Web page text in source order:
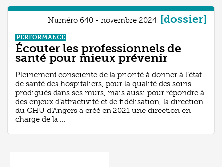
Numéro 640 - novembre 2024 [dossier]
PERFORMANCE
Écouter les professionnels de
santé pour mieux prévenir
Pleinement consciente de la priorité à donner à l’état
de santé des hospitaliers, pour la qualité des soins
prodigués dans ses murs, mais aussi pour répondre à
des enjeux d’attractivité et de fidélisation, la direction
du CHU d’Angers a créé en 2021 une direction en
charge de la ...